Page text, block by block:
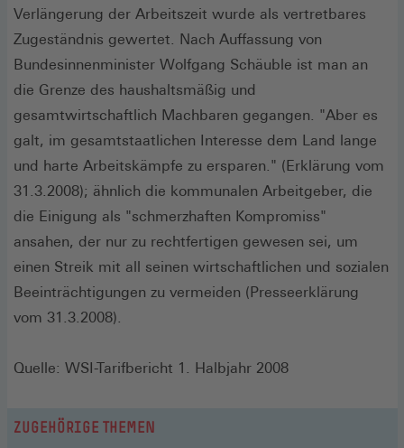
Verlängerung der Arbeitszeit wurde als vertretbares
Zugeständnis gewertet. Nach Auffassung von
Bundesinnenminister Wolfgang Schäuble ist man an
die Grenze des haushaltsmäßig und
gesamtwirtschaftlich Machbaren gegangen. "Aber es
galt, im gesamtstaatlichen Interesse dem Land lange
und harte Arbeitskämpfe zu ersparen." (Erklärung vom
31.3.2008); ähnlich die kommunalen Arbeitgeber, die
die Einigung als "schmerzhaften Kompromiss"
ansahen, der nur zu rechtfertigen gewesen sei, um
einen Streik mit all seinen wirtschaftlichen und sozialen
Beeinträchtigungen zu vermeiden (Presseerklärung
vom 31.3.2008).
Quelle: WSI-Tarifbericht 1. Halbjahr 2008
ZUGEHÖRIGE THEMEN